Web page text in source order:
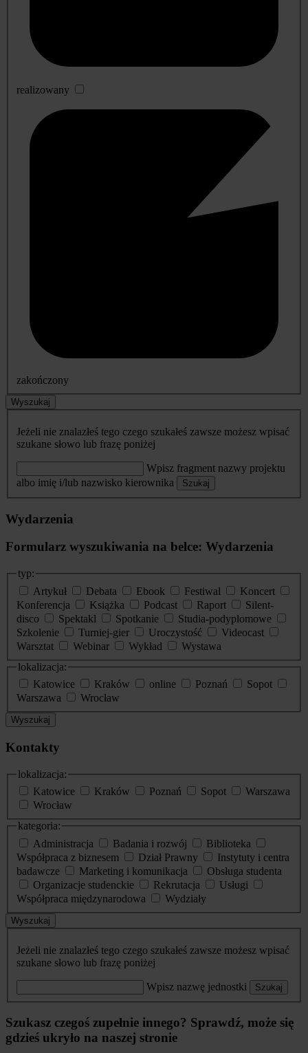
realizowany
zakończony
Wyszukaj
Jeżeli nie znalazłeś tego czego szukałeś zawsze możesz wpisać
szukane słowo lub frazę poniżej
Wpisz fragment nazwy projektu
albo imię i/lub nazwisko kierownika
Szukaj
Wydarzenia
Formularz wyszukiwania na belce: Wydarzenia
typ:
Artykuł
Debata Ebook Festiwal
Koncert
Konferencja
Książka Podcast Raport
Silent-
disco
Spektakl Spotkanie
Studia-podyplomowe
Szkolenie
Turniej-gier Uroczystość
Videocast
Warsztat
Webinar Wykład
Wystawa
lokalizacja:
Katowice
Kraków online Poznań
Sopot
Warszawa
Wrocław
Wyszukaj
Kontakty
lokalizacja:
Katowice
Kraków Poznań Sopot
Warszawa
Wrocław
kategoria:
Administracja
Badania i rozwój
Biblioteka
Współpraca z biznesem
Dział Prawny
Instytuty i centra
badawcze
Marketing i komunikacja
Obsługa studenta
Organizacje studenckie
Rekrutacja
Usługi
Współpraca międzynarodowa
Wydziały
Wyszukaj
Jeżeli nie znalazłeś tego czego szukałeś zawsze możesz wpisać
szukane słowo lub frazę poniżej
Wpisz nazwę jednostki Szukaj
Szukasz czegoś zupełnie innego? Sprawdź, może się
gdzieś ukryło na naszej stronie